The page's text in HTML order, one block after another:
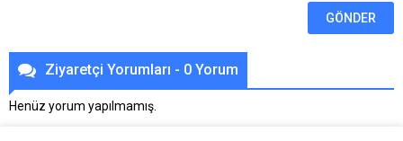
Ziyaretçi Yorumları - 0 Yorum
Henüz yorum yapılmamış.